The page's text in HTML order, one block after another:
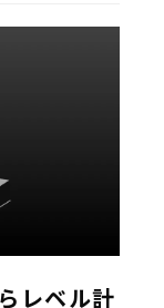
レベル計